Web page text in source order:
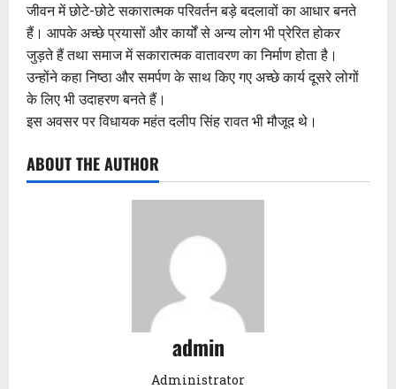
जीवन में छोटे-छोटे सकारात्मक परिवर्तन बड़े बदलावों का आधार बनते
हैं। आपके अच्छे प्रयासों और कार्यों से अन्य लोग भी प्रेरित होकर
जुड़ते हैं तथा समाज में सकारात्मक वातावरण का निर्माण होता है।
उन्होंने कहा निष्ठा और समर्पण के साथ किए गए अच्छे कार्य दूसरे लोगों
के लिए भी उदाहरण बनते हैं।
इस अवसर पर विधायक महंत दलीप सिंह रावत भी मौजूद थे।
ABOUT THE AUTHOR
admin
Administrator